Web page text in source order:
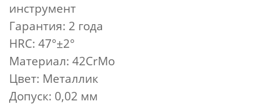
инструмент
Гарантия: 2 года
HRC: 47°±2°
Материал: 42CrMo
Цвет: Металлик
Допуск: 0,02 мм